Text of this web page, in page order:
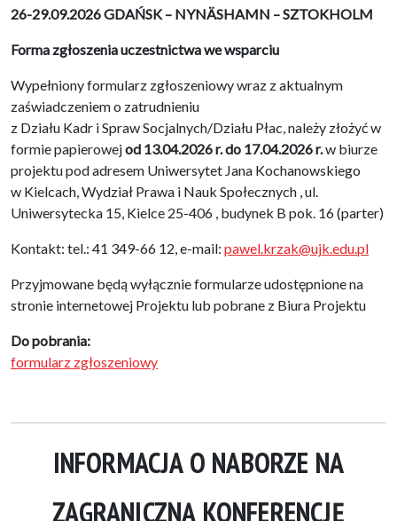
26-29.09.2026 GDAŃSK – NYNÄSHAMN – SZTOKHOLM
Forma zgłoszenia uczestnictwa we wsparciu
Wypełniony formularz zgłoszeniowy wraz z aktualnym
zaświadczeniem o zatrudnieniu
z Działu Kadr i Spraw Socjalnych/Działu Płac, należy złożyć w
formie papierowejod 13.04.2026 r. do 17.04.2026 r.w biurze
projektu pod adresem Uniwersytet Jana Kochanowskiego
w Kielcach, Wydział Prawa i Nauk Społecznych , ul.
Uniwersytecka 15, Kielce 25-406 , budynek B pok. 16 (parter)
Kontakt: tel.: 41 349-66 12, e-mail: pawel.krzak@ujk.edu.pl
Przyjmowane będą wyłącznie formularze udostępnione na
stronie internetowej Projektu lub pobrane z Biura Projektu
Do pobrania:
formularz zgłoszeniowy
INFORMACJA O NABORZE NA
ZAGRANICZNĄ KONFERENCJĘ